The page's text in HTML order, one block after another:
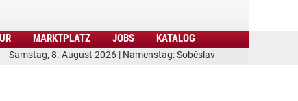
Samstag, 8. August 2026 | Namenstag: Soběslav
MARKTPLATZ JOBS KATALOG